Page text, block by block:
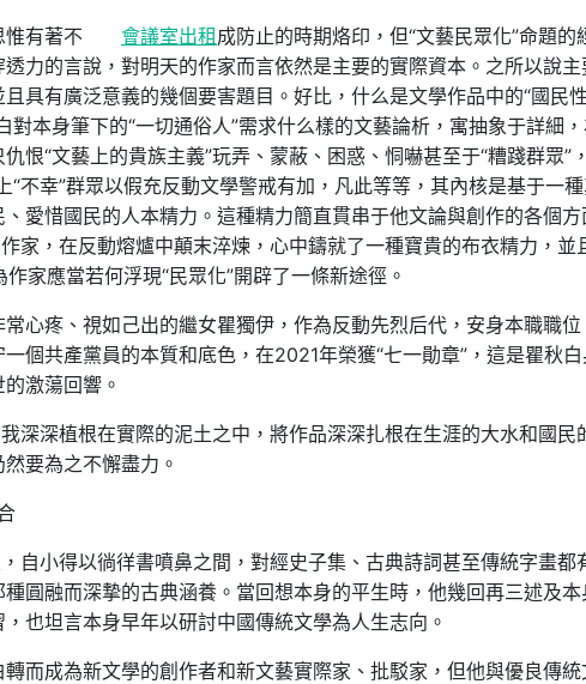
惟有著不 會議室出租 成防止的時期烙印，但“文藝民眾化”命題的
力的言說，對明天的作家而言依然是主要的實際資本。之所以說主
具有廣泛意義的幾個要害題目。好比，什么是文學作品中的“國民
對本身筆下的“一切通俗人”需求什么樣的文藝論析，寓抽象于詳細
恨“文藝上的貴族主義”玩弄、蒙蔽、困惑、恫嚇甚至于“糟踐群眾”
“不幸”群眾以假充反動文學警戒有加，凡此等等，其內核是基于一
愛惜國民的人本精力。這種精力簡直貫串于他文論與創作的各個方
家，在反動熔爐中顛末淬煉，心中鑄就了一種寶貴的布衣精力，並
家應當若何浮現“民眾化”開辟了一條新途徑。
心疼、視如己出的繼女瞿獨伊，作為反動先烈后代，安身本職職
個共產黨員的本質和底色，在2021年榮獲“七一勛章”，這是瞿秋
激蕩回響。
深深植根在實際的泥土之中，將作品深深扎根在生涯的大水和國民
要為之不懈盡力。
自小得以徜徉書噴鼻之間，對經史子集、古典詩詞甚至傳統字畫都
圓融而深摯的古典涵養。當回想本身的平生時，他幾回再三述及本
也坦言本身早年以研討中國傳統文學為人生志向。
而成為新文學的創作者和新文藝實際家、批駁家，但他與優良傳統